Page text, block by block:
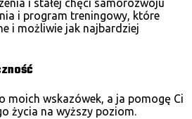
i stałej chęci samorozwoju
i program treningowy, które
i możliwie jak najbardziej
moich wskazówek, a ja pomogę Ci
życia na wyższy poziom.